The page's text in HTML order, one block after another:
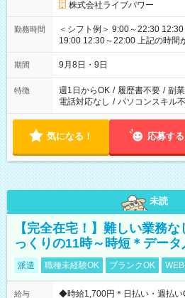
株式会社ライブパワー
勤務時間
＜シフト例＞ 9:00～22:30
19:00 12:30～22:00 上記の時間から好きな時間を選べます！ ※
時間は変更となる可能性があり
期間 9月8日・9日
特徴 週1日からOK / 履歴書不要 / 副
電話対応なし / パソコンスキル
気になる！ 応募する
未読
【完全在宅！】難しい業務
っくりの11時～時短＊デー
派遣 職種未経験OK ブランクOK
給与
◆時給1,700円＊日払い・週払い